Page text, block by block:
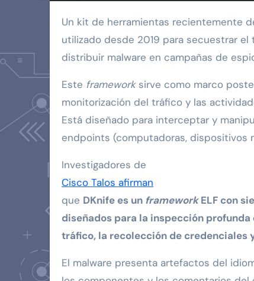
Un kit de herramientas recientemente
utilizado desde 2019 para secuestrar
distribuir malware en campañas de
Este frameworksirve como marco
monitorización del tráfico y las
Está diseñado para interceptar y
endpoints (computadoras, dispositivos
Investigadores de
Cisco Talos afirman
que DKnife es un frameworkELF con
diseñados para la inspección
tráfico, la recolección de credenciales
El malware presenta artefactos del